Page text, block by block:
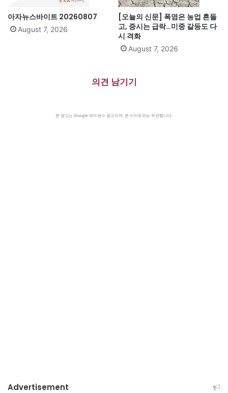
아자뉴스바이트 20260807
August 7, 2026
[오늘의 신문] 폭염은 농업 흔들
고, 증시는 급락…미중 갈등도 다
시 격화
August 7, 2026
의견 남기기
본 광고는 Google 애드센스 광고이며, 본 사이트와는 무관합니다.
Advertisement